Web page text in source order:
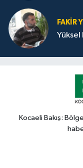
FAKİR
Kocaeli Bakış: